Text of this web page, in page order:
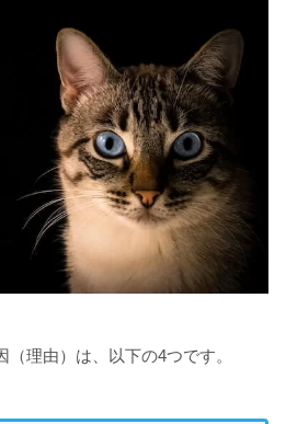
理由）は、以下の4つです。